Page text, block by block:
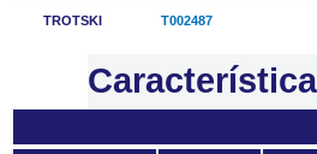
TROTSKI T002487